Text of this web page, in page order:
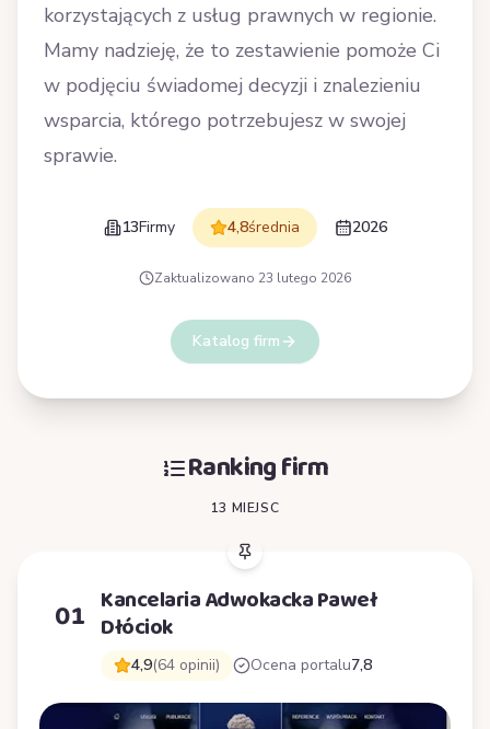
korzystających z usług prawnych w regionie.
Mamy nadzieję, że to zestawienie pomoże Ci
w podjęciu świadomej decyzji i znalezieniu
wsparcia, którego potrzebujesz w swojej
sprawie.
13Firmy 4,8średnia 2026
Zaktualizowano 23 lutego 2026
Katalog firm
Ranking firm
13 MIEJSC
01 Kancelaria Adwokacka Paweł
Dłóciok
4,9(64 opinii) Ocena portalu7,8